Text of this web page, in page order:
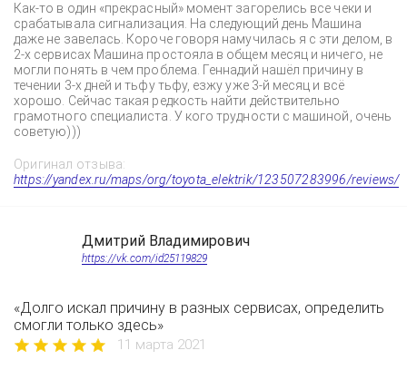
Как-то в один «прекрасный» момент загорелись все чеки и
срабатывала сигнализация. На следующий день Машина
даже не завелась. Короче говоря намучилась я с эти делом, в
2-х сервисах Машина простояла в общем месяц и ничего, не
могли понять в чем проблема. Геннадий нашёл причину в
течении 3-х дней и тьфу тьфу, езжу уже 3-й месяц и всё
хорошо. Сейчас такая редкость найти действительно
грамотного специалиста. У кого трудности с машиной, очень
советую)))
Оригинал отзыва:
https://yandex.ru/maps/org/toyota_elektrik/123507283996/reviews/
Дмитрий Владимирович
https://vk.com/id25119829
«Долго искал причину в разных сервисах, определить
смогли только здесь»
11 марта 2021